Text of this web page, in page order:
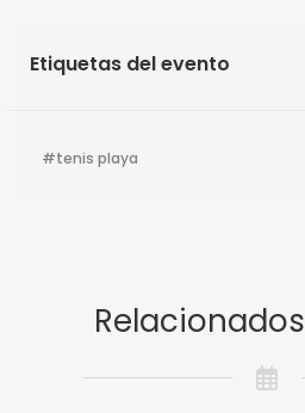
Etiquetas del evento
tenis playa
Relacionados